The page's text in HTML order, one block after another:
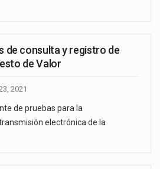
de consulta y registro de
de Valor
2021
de pruebas para la
electrónica de la